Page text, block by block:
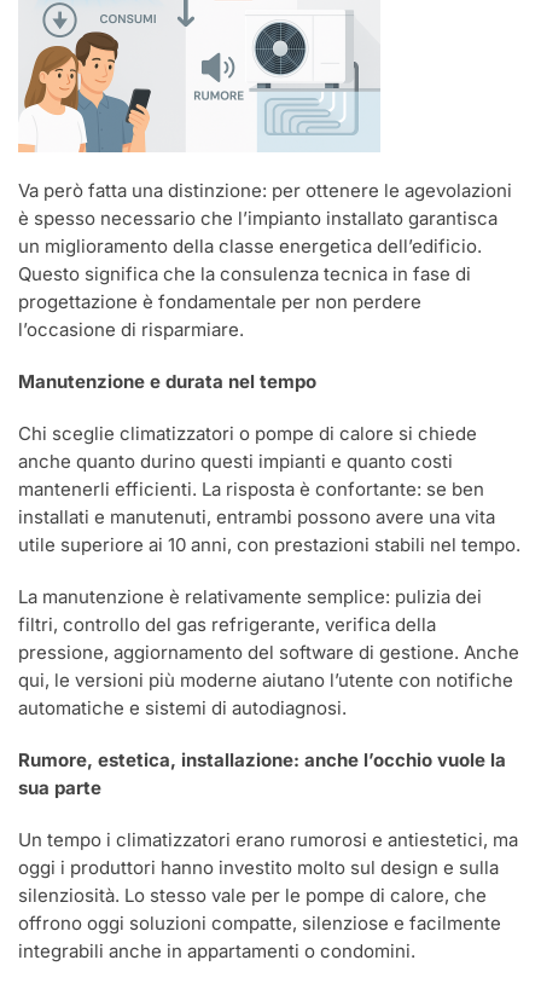
Va però fatta una distinzione: per ottenere le agevolazioni
è spesso necessario che l’impianto installato garantisca
un miglioramento della classe energetica dell’edificio.
Questo significa che la consulenza tecnica in fase di
progettazione è fondamentale per non perdere
l’occasione di risparmiare.
Manutenzione e durata nel tempo
Chi sceglie climatizzatori o pompe di calore si chiede
anche quanto durino questi impianti e quanto costi
mantenerli efficienti. La risposta è confortante: se ben
installati e manutenuti, entrambi possono avere una vita
utile superiore ai 10 anni, con prestazioni stabili nel tempo.
La manutenzione è relativamente semplice: pulizia dei
filtri, controllo del gas refrigerante, verifica della
pressione, aggiornamento del software di gestione. Anche
qui, le versioni più moderne aiutano l’utente con notifiche
automatiche e sistemi di autodiagnosi.
Rumore, estetica, installazione: anche l’occhio vuole la
sua parte
Un tempo i climatizzatori erano rumorosi e antiestetici, ma
oggi i produttori hanno investito molto sul design e sulla
silenziosità. Lo stesso vale per le pompe di calore, che
offrono oggi soluzioni compatte, silenziose e facilmente
integrabili anche in appartamenti o condomini.